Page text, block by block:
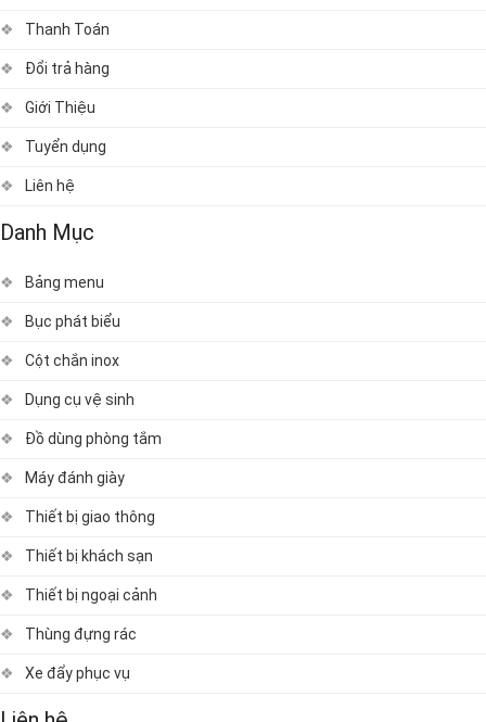
Thanh Toán
Đổi trả hàng
Giới Thiệu
Tuyển dụng
Liên hệ
Danh Mục
Bảng menu
Bục phát biểu
Cột chắn inox
Dụng cụ vệ sinh
Đồ dùng phòng tắm
Máy đánh giày
Thiết bị giao thông
Thiết bị khách sạn
Thiết bị ngoại cảnh
Thùng đựng rác
Xe đẩy phục vụ